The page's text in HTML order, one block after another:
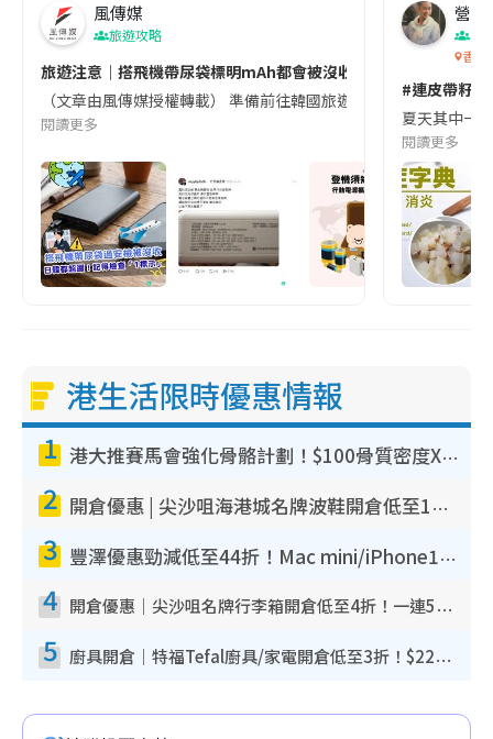
風傳媒
旅遊攻略
旅遊注意｜搭飛機帶尿袋標明mAh都會被沒收😱出發前切記檢查
（文章由風傳媒授權轉載） 準備前往韓國旅遊的民眾，近期要
閱讀更多
營養
香港
#連皮帶籽
夏天其中一
閱讀更多
港生活限時優惠情報
1 港大推賽馬會強化骨骼計劃！$100骨質密度X光檢查 完成免費運動訓練送超市禮券！附參加資格
2 開倉優惠 | 尖沙咀海港城名牌波鞋開倉低至1折！On鞋$899起／Joy&Peace鞋履$98起
3 豐澤優惠勁減低至44折！Mac mini/iPhone17Pro大減價！廚房家電$220起
4 開倉優惠｜尖沙咀名牌行李箱開倉低至4折！一連5日 American Tourister/ace./Hallmark $200起！
5 廚具開倉｜特福Tefal廚具/家電開倉低至3折！$220起買平底鍋/炒鑊/湯煲！電飯煲/吸塵機/燙斗$418起